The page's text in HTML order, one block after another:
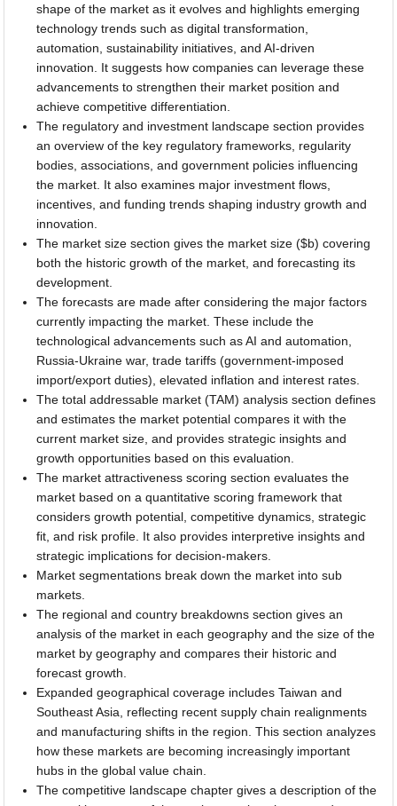
shape of the market as it evolves and highlights emerging
technology trends such as digital transformation,
automation, sustainability initiatives, and AI-driven
innovation. It suggests how companies can leverage these
advancements to strengthen their market position and
achieve competitive differentiation.
The regulatory and investment landscape section provides
an overview of the key regulatory frameworks, regularity
bodies, associations, and government policies influencing
the market. It also examines major investment flows,
incentives, and funding trends shaping industry growth and
innovation.
The market size section gives the market size ($b) covering
both the historic growth of the market, and forecasting its
development.
The forecasts are made after considering the major factors
currently impacting the market. These include the
technological advancements such as AI and automation,
Russia-Ukraine war, trade tariffs (government-imposed
import/export duties), elevated inflation and interest rates.
The total addressable market (TAM) analysis section defines
and estimates the market potential compares it with the
current market size, and provides strategic insights and
growth opportunities based on this evaluation.
The market attractiveness scoring section evaluates the
market based on a quantitative scoring framework that
considers growth potential, competitive dynamics, strategic
fit, and risk profile. It also provides interpretive insights and
strategic implications for decision-makers.
Market segmentations break down the market into sub
markets.
The regional and country breakdowns section gives an
analysis of the market in each geography and the size of the
market by geography and compares their historic and
forecast growth.
Expanded geographical coverage includes Taiwan and
Southeast Asia, reflecting recent supply chain realignments
and manufacturing shifts in the region. This section analyzes
how these markets are becoming increasingly important
hubs in the global value chain.
The competitive landscape chapter gives a description of the